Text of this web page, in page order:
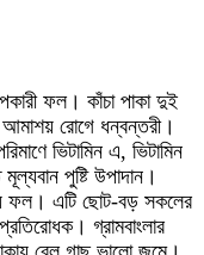
ফল। কাঁচা পাকা দুই
আমাশয় রোগে ধন্বন্তরী।
ভিটামিন এ, ভিটামিন
পুষ্টি উপাদান।
ফল। এটি ছোট-বড় সকলের
গ্রামবাংলার